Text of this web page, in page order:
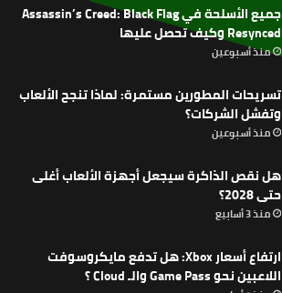
جميع الأسلحة في Assassin’s Creed: Black Flag
Resynced وكيف تحصل عليها
منذ أسبوعين
تسريحات المطورين مستمرة: لماذا تنجح الألعاب
وتفشل الشركات؟
منذ أسبوعين
هل نقص الذاكرة سيجعل أجهزة الألعاب أغلى
حتى 2028؟
منذ 3 أسابيع
ارتفاع أسعار Xbox: هل تدفع مايكروسوفت
اللاعبين نحو Game Pass والـ Cloud ؟